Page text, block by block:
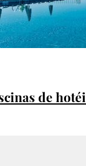
de